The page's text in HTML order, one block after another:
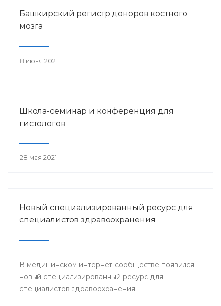
Башкирский регистр доноров костного
мозга
8 июня 2021
Школа-семинар и конференция для
гистологов
28 мая 2021
Новый специализированный ресурс для
специалистов здравоохранения
В медицинском интернет-сообществе появился
новый специализированный ресурс для
специалистов здравоохранения.